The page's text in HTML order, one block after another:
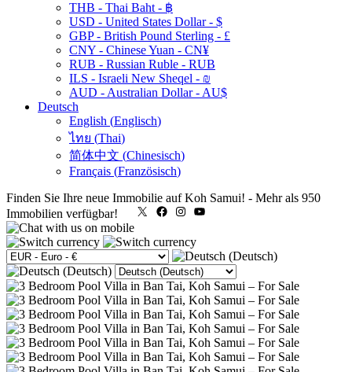
THB - Thai Baht - ฿
USD - United States Dollar - $
GBP - British Pound Sterling - £
CNY - Chinese Yuan - CN¥
RUB - Russian Ruble - RUB
ILS - Israeli New Sheqel - ₪
AUD - Australian Dollar - AU$
Deutsch
English (Englisch)
ไทย (Thai)
简体中文 (Chinesisch)
Français (Französisch)
Finden Sie Ihre neue Immobilie auf Koh Samui! - Mehr als 950
Immobilien verfügbar!
X FacebookInstagram